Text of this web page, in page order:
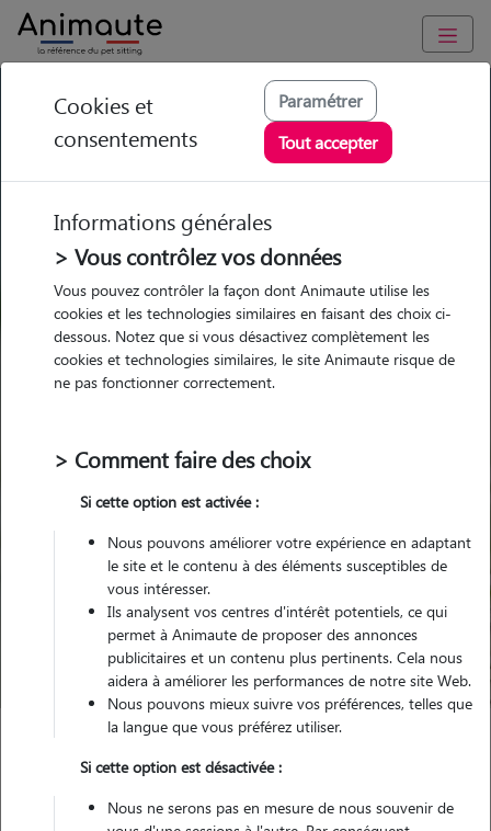
GARDE ANIMAUX à Lapalisse : Garde chien et chat en famille
ou à domicile, visites et promenades
Trouvez une garde animaux à
Lapalisse
Parmi nos 1 pet-sitters à Lapalisse
Garde
chez le Pet Sitter
Garde
chez le Pet Sitter
Pour quel animal ?
Trouver mon Pet Sitter
Lapalisse
Cookies et
consentements
Paramétrer
Tout accepter
Informations générales
> Vous contrôlez vos données
Vous pouvez contrôler la façon dont Animaute utilise les
cookies et les technologies similaires en faisant des choix ci-
dessous. Notez que si vous désactivez complètement les
cookies et technologies similaires, le site Animaute risque de
ne pas fonctionner correctement.
> Comment faire des choix
Si cette option est activée :
Nous pouvons améliorer votre expérience en adaptant
le site et le contenu à des éléments susceptibles de
vous intéresser.
Ils analysent vos centres d'intérêt potentiels, ce qui
permet à Animaute de proposer des annonces
publicitaires et un contenu plus pertinents. Cela nous
aidera à améliorer les performances de notre site Web.
Nous pouvons mieux suivre vos préférences, telles que
la langue que vous préférez utiliser.
Si cette option est désactivée :
Nous ne serons pas en mesure de nous souvenir de